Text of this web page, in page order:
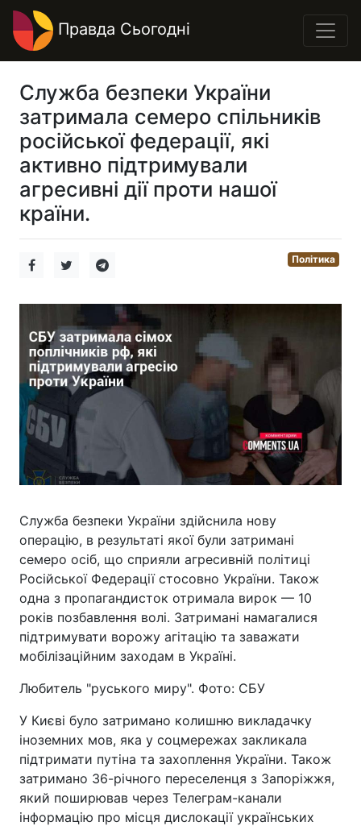
Правда Сьогодні
Служба безпеки України
затримала семеро спільників
російської федерації, які
активно підтримували
агресивні дії проти нашої
країни.
Політика
Служба безпеки України здійснила нову
операцію, в результаті якої були затримані
семеро осіб, що сприяли агресивній політиці
Російської Федерації стосовно України. Також
одна з пропагандисток отримала вирок — 10
років позбавлення волі. Затримані намагалися
підтримувати ворожу агітацію та заважати
мобілізаційним заходам в Україні.
Любитель "руського миру". Фото: СБУ
У Києві було затримано колишню викладачку
іноземних мов, яка у соцмережах закликала
підтримати путіна та захоплення України. Також
затримано 36-річного переселенця з Запоріжжя,
який поширював через Телеграм-канали
інформацію про місця дислокації українських